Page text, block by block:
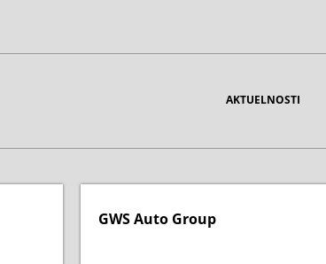
AKTUELNOSTI
GWS Auto Group